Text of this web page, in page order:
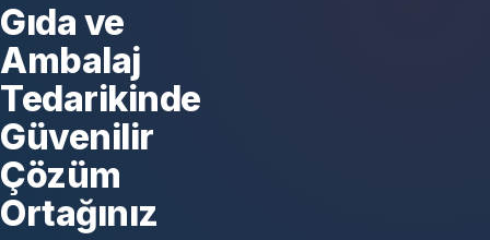
Gıda ve
Ambalaj
Tedarikinde
Güvenilir
Çözüm
Ortağınız